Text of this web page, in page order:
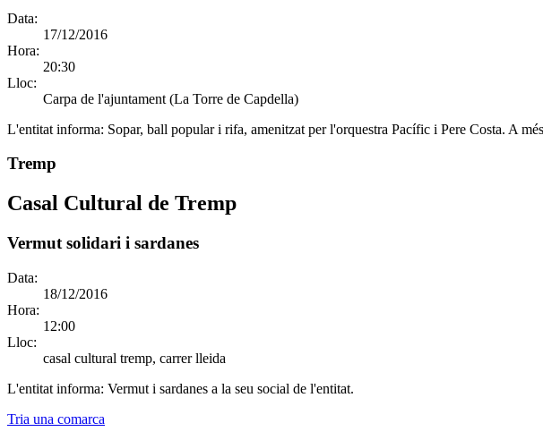
Data:
17/12/2016
Hora:
20:30
Lloc:
Carpa de l'ajuntament (La Torre de Capdella)
L'entitat informa: Sopar, ball popular i rifa, amenitzat per l'orquestra Pacífic i Pere Costa. A
Tremp
Casal Cultural de Tremp
Vermut solidari i sardanes
Data:
18/12/2016
Hora:
12:00
Lloc:
casal cultural tremp, carrer lleida
L'entitat informa: Vermut i sardanes a la seu social de l'entitat.
Tria una comarca